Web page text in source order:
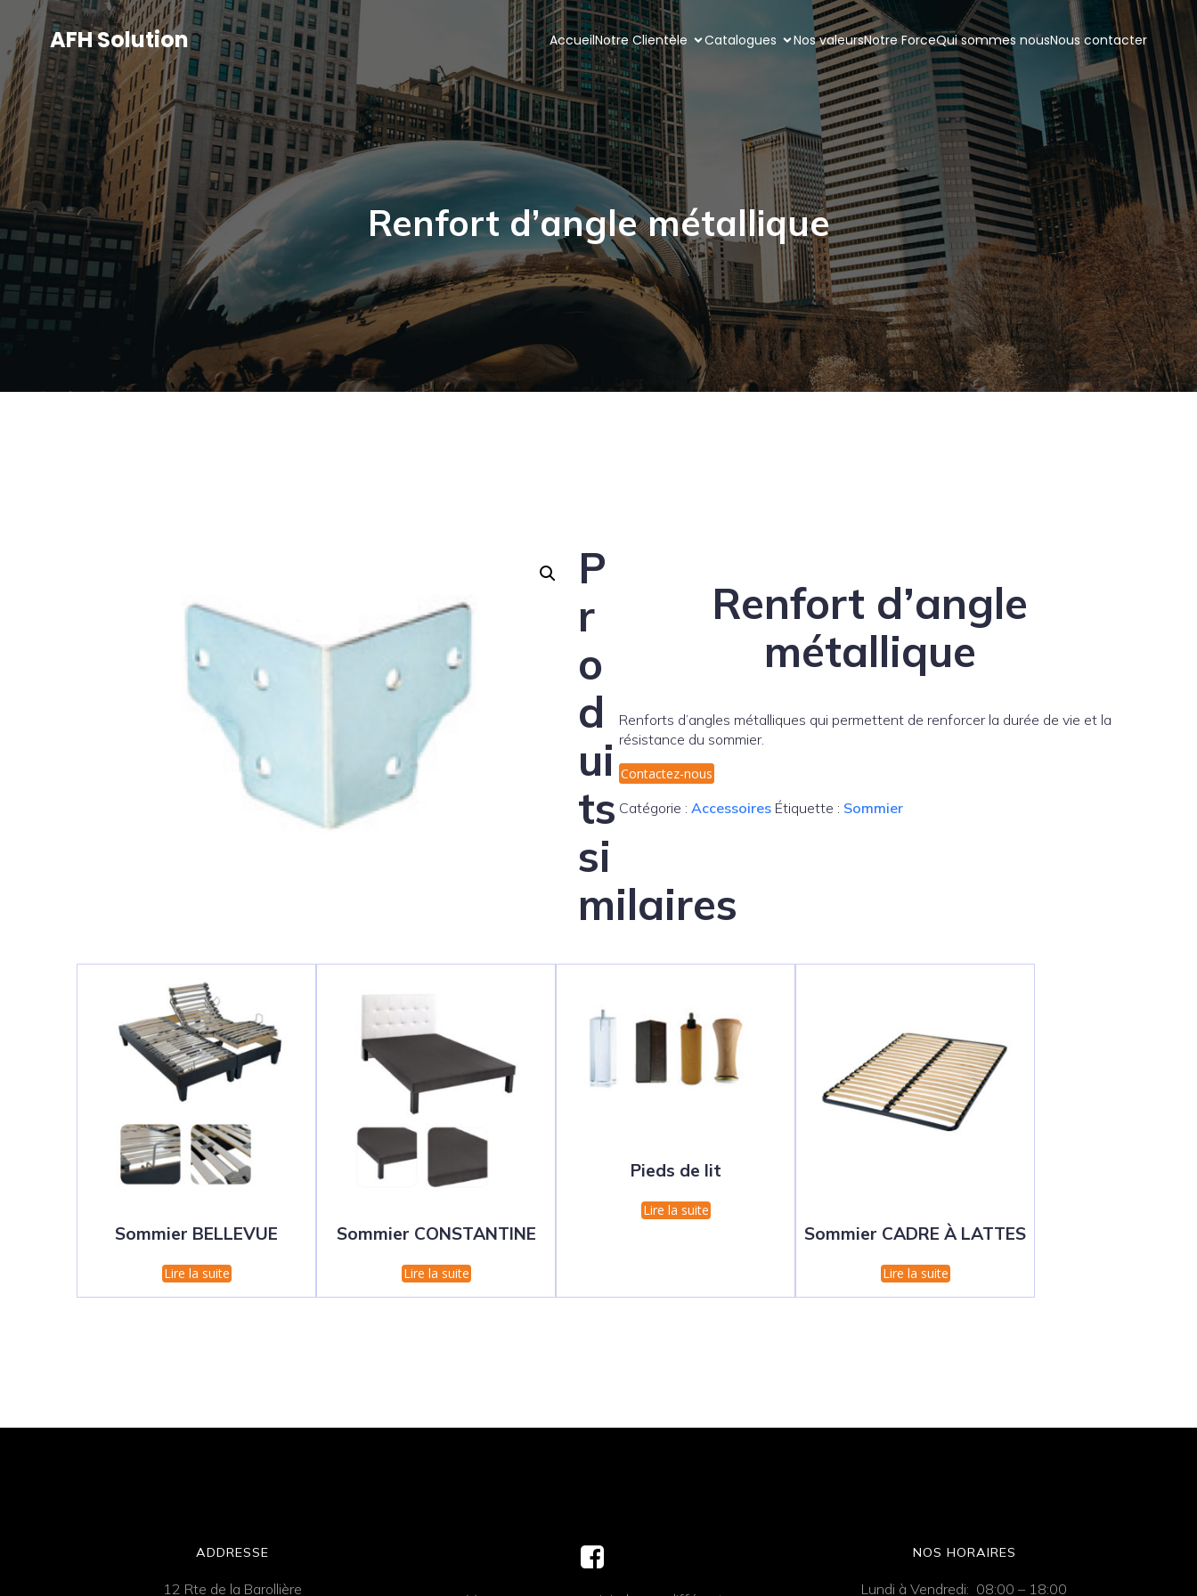
AFH Solution AccueilNotre Clientèle Catalogues Nos valeursNotre ForceQui sommes nousNous contacter
Renfort d’angle métallique
Renfort d’angle
métallique
Renforts d’angles métalliques qui permettent de renforcer la durée de vie et la
résistance du sommier.
Contactez-nous
Catégorie :Accessoires Étiquette : Sommier
P
r
o
d
ui
ts
si
milaires
Sommier BELLEVUE
Lire la suite
Sommier CONSTANTINE
Lire la suite
Pieds de lit
Lire la suite
Sommier CADRE À LATTES
Lire la suite
ADDRESSE
12 Rte de la Barollière
NOS HORAIRES
Lundi à Vendredi: 08:00 – 18:00